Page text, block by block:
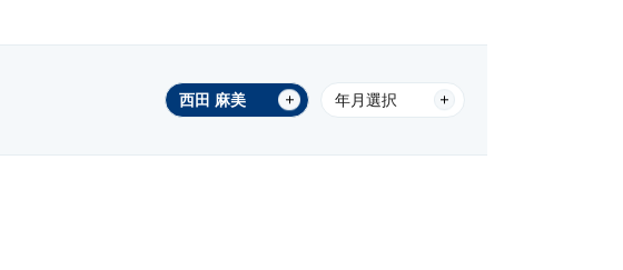
西田 麻美 年月選択